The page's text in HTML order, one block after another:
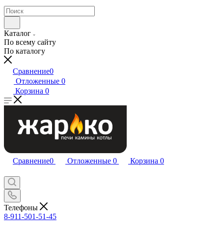
Каталог
По всему сайту
По каталогу
Сравнение0
Отложенные 0
Корзина 0
Сравнение0 Отложенные 0 Корзина 0
Телефоны
8-911-501-51-45